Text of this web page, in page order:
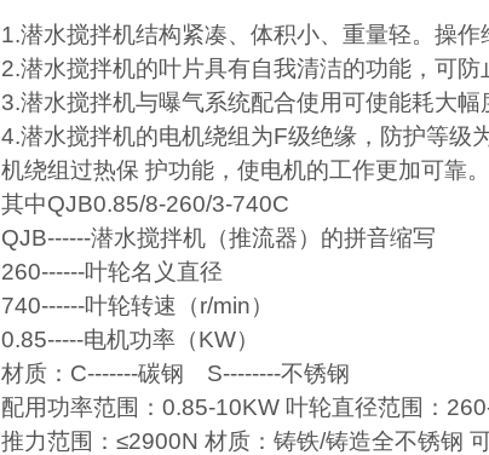
1.潜水搅拌机结构紧凑、体积小、重量轻。操作
2.潜水搅拌机的叶片具有自我清洁的功能，可防
3.潜水搅拌机与曝气系统配合使用可使能耗大
4.潜水搅拌机的电机绕组为F级绝缘，防护等级
机绕组过热保 护功能，使电机的工作更加可靠。
其中QJB0.85/8-260/3-740C
QJB------潜水搅拌机（推流器）的拼音缩写
260------叶轮名义直径
740------叶轮转速（r/min）
0.85-----电机功率（KW）
材质：C-------碳钢 S--------不锈钢
配用功率范围：0.85-10KW 叶轮直径范围：
推力范围：≤2900N 材质：铸铁/铸造全不锈钢